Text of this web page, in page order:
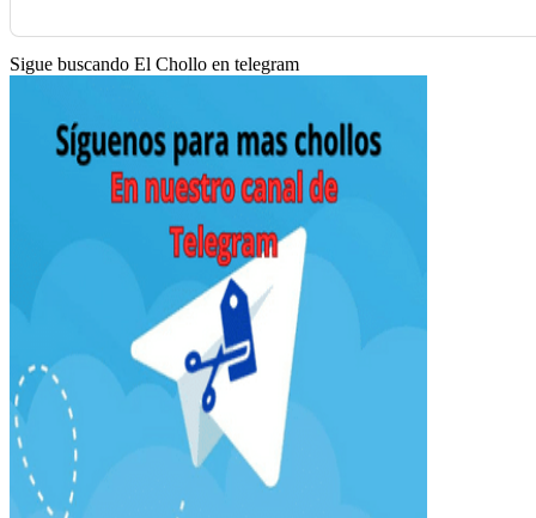
Sigue buscando El Chollo en telegram